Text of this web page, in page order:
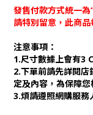
發售付款方式統一為
請特別留意，此商
注意事項：
1.尺寸數據上會有3
2.下單前請先詳閱
定及內容，為保障
3.煩請遵照網購服務